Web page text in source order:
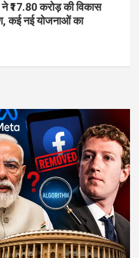
₹17.80 करोड़ की विकास
कई नई योजनाओं का